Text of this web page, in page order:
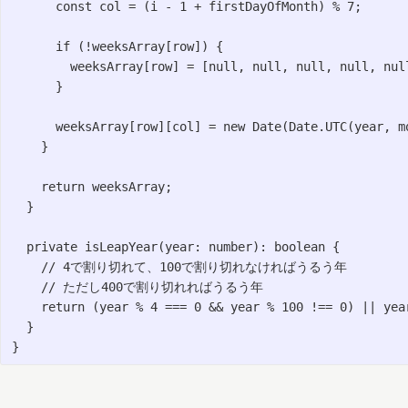
      const col = (i - 1 + firstDayOfMonth) % 7;
      if (!weeksArray[row]) {
weeksArray[row] = [null, null, null, null,
      }
weeksArray[row][col] = new Date(Date.UTC(year,
    }
    return weeksArray;
  }
  private isLeapYear(year: number): boolean {
    // 4で割り切れて、100で割り切れなければうるう年
    // ただし400で割り切れればうるう年
return (year % 4 === 0 && year % 100 !== 0) ||
  }